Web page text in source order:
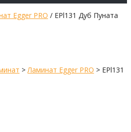
Egger PRO / EPl131 Дуб Пуната
>Ламинат Egger PRO > EPl131